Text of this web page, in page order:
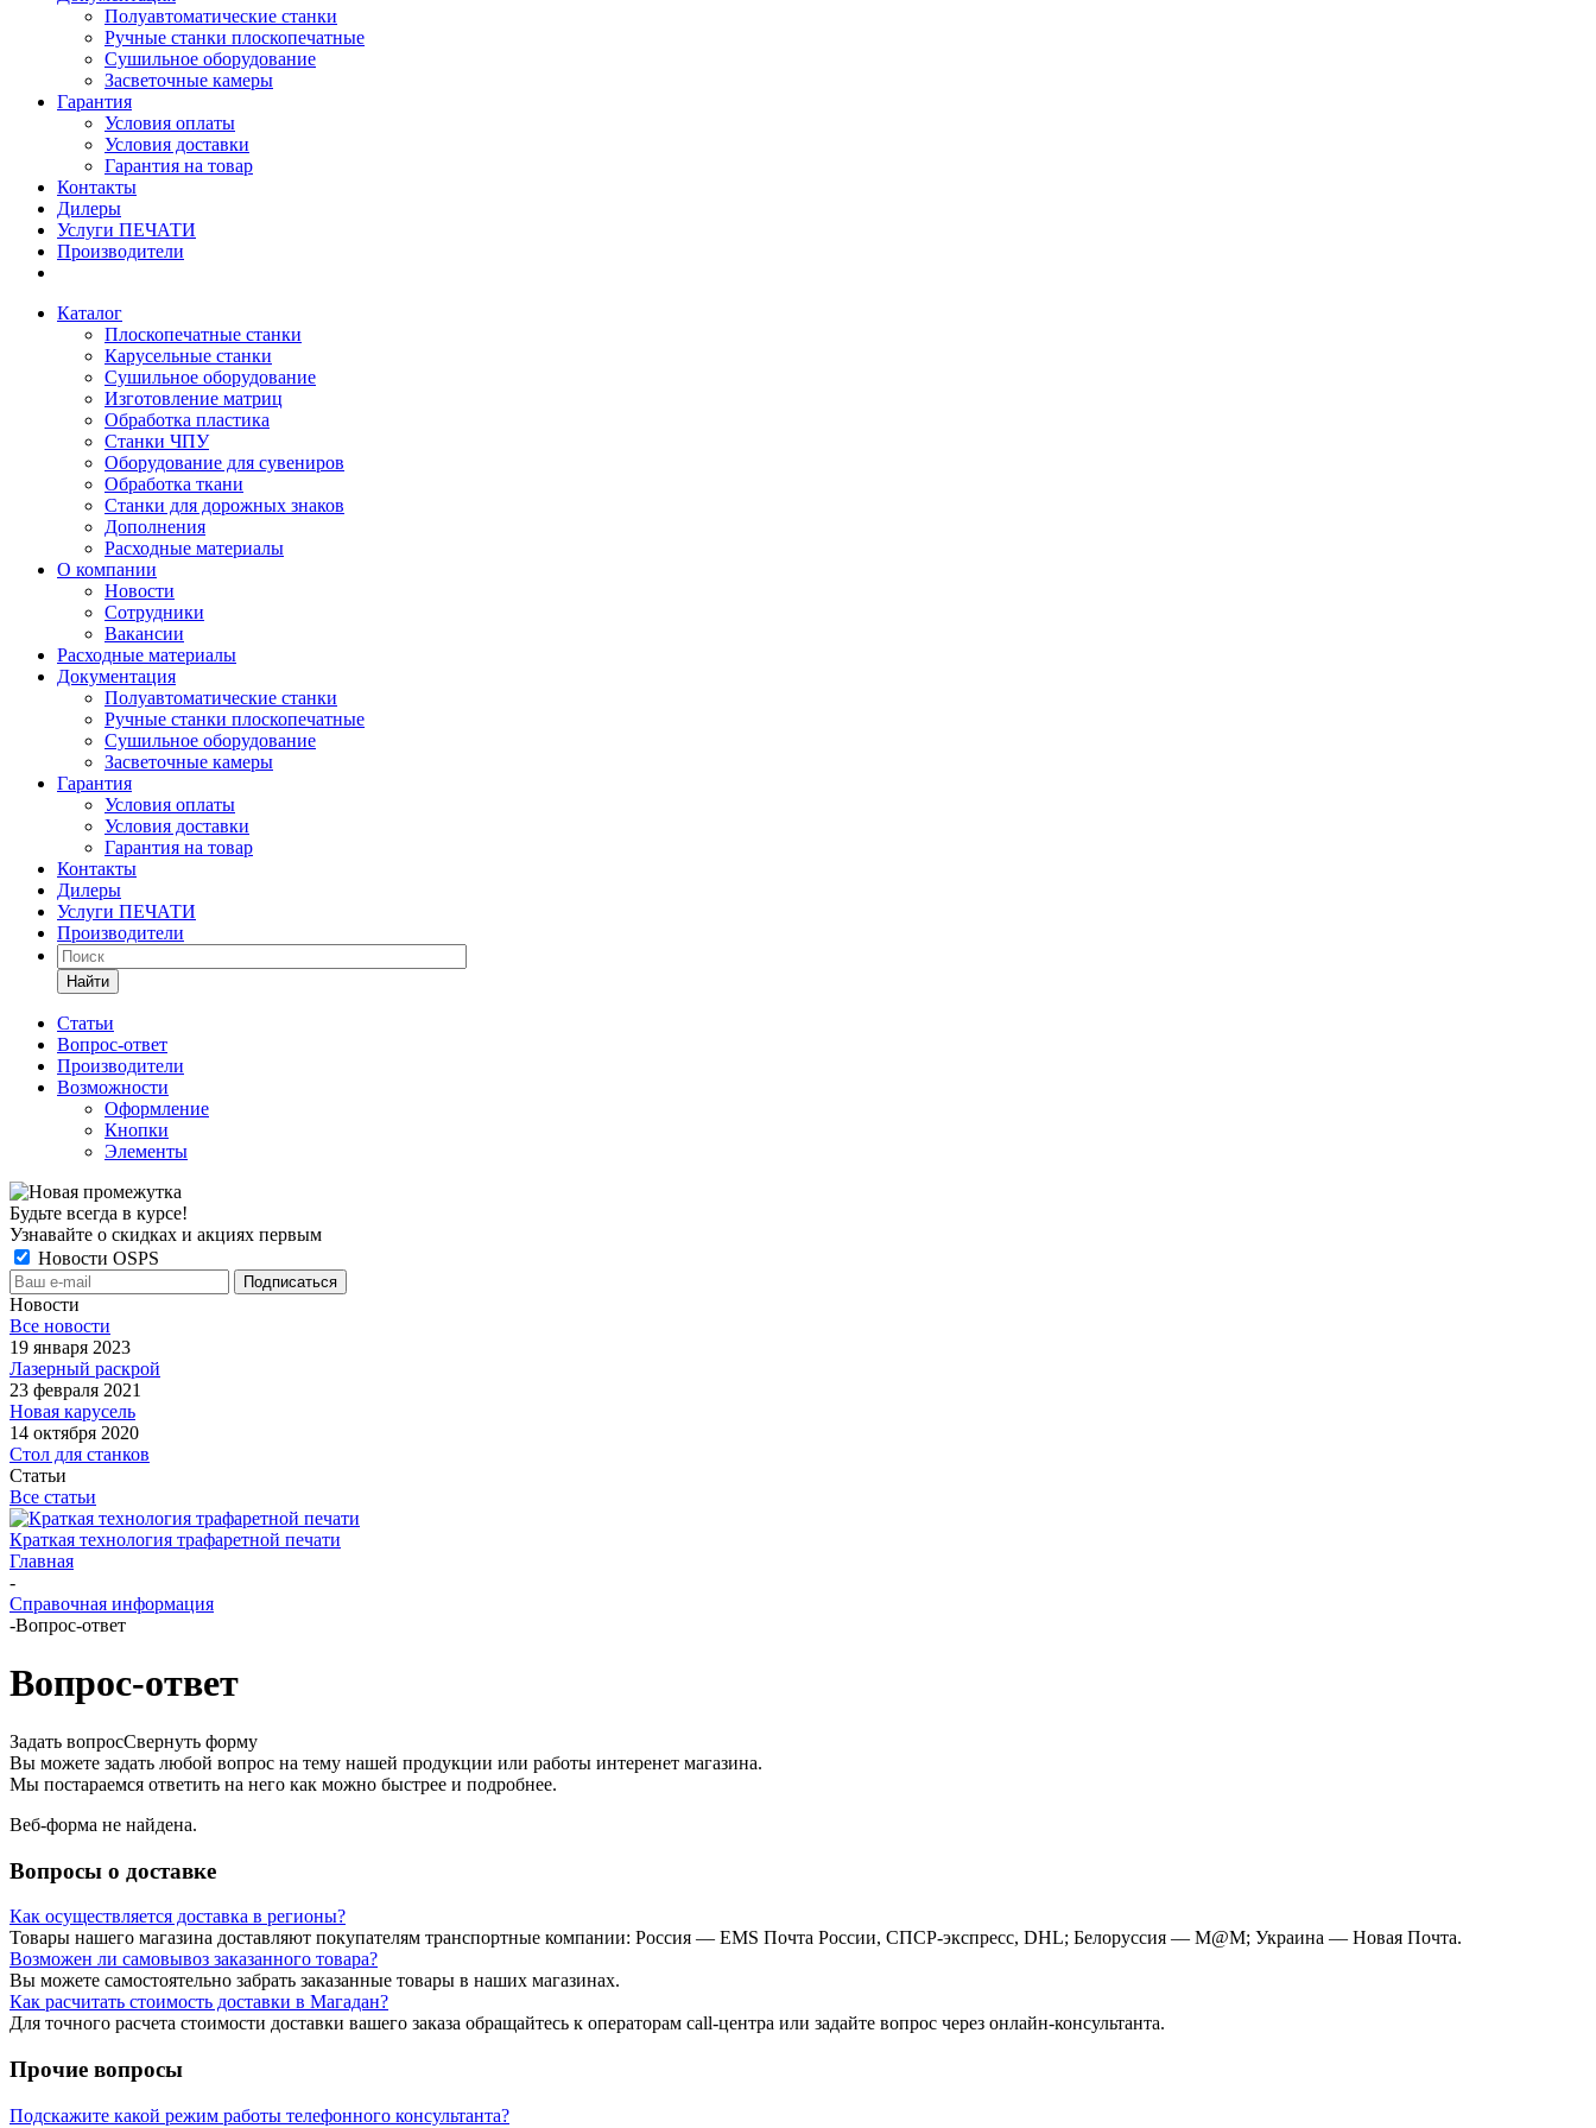
Полуавтоматические станки
Ручные станки плоскопечатные
Сушильное оборудование
Засветочные камеры
Гарантия
Условия оплаты
Условия доставки
Гарантия на товар
Контакты
Дилеры
Услуги ПЕЧАТИ
Производители
Каталог
Плоскопечатные станки
Карусельные станки
Сушильное оборудование
Изготовление матриц
Обработка пластика
Станки ЧПУ
Оборудование для сувениров
Обработка ткани
Станки для дорожных знаков
Дополнения
Расходные материалы
О компании
Новости
Сотрудники
Вакансии
Расходные материалы
Документация
Полуавтоматические станки
Ручные станки плоскопечатные
Сушильное оборудование
Засветочные камеры
Гарантия
Условия оплаты
Условия доставки
Гарантия на товар
Контакты
Дилеры
Услуги ПЕЧАТИ
Производители
Найти
Статьи
Вопрос-ответ
Производители
Возможности
Оформление
Кнопки
Элементы
Будьте всегда в курсе!
Узнавайте о скидках и акциях первым
Новости OSPS
Новости
Все новости
19 января 2023
Лазерный раскрой
23 февраля 2021
Новая карусель
14 октября 2020
Стол для станков
Статьи
Все статьи
Краткая технология трафаретной печати
Главная
-
Справочная информация
-Вопрос-ответ
Вопрос-ответ
Задать вопросСвернуть форму
Вы можете задать любой вопрос на тему нашей продукции или работы интеренет магазина.
Мы постараемся ответить на него как можно быстрее и подробнее.
Веб-форма не найдена.
Вопросы о доставке
Как осуществляется доставка в регионы?
Товары нашего магазина доставляют покупателям транспортные компании: Россия — EMS Почта России, СПСР-экспресс, DHL; Белоруссия — M@M; Украина — Новая Почта.
Возможен ли самовывоз заказанного товара?
Вы можете самостоятельно забрать заказанные товары в наших магазинах.
Как расчитать стоимость доставки в Магадан?
Для точного расчета стоимости доставки вашего заказа обращайтесь к операторам call-центра или задайте вопрос через онлайн-консультанта.
Прочие вопросы
Подскажите какой режим работы телефонного консультанта?